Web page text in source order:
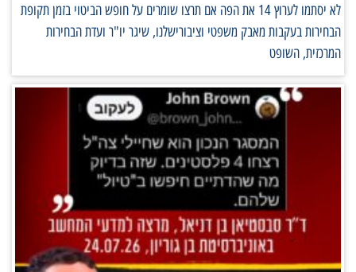
לא יסתמו לערוץ 14 את הפה אם תרצו שומרים על חופש הביטוי בזמן תקופת
הבחירות בעקבות מאבק משפטי וציבורישלנו, שיגר יו"ר ועדת הבחירות
המרכזית, השופט